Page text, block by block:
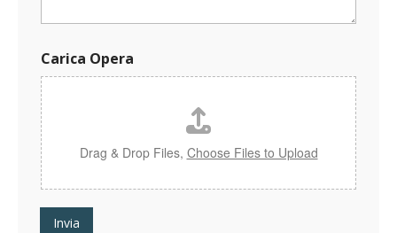
a
r
i
c
a
N
o
m
O
Carica Opera
Drag & Drop Files, Choose Files to Upload
Invia